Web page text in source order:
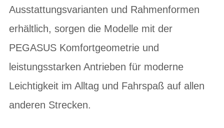
Ausstattungsvarianten und Rahmenformen
erhältlich, sorgen die Modelle mit der
PEGASUS Komfortgeometrie und
leistungsstarken Antrieben für moderne
Leichtigkeit im Alltag und Fahrspaß auf allen
anderen Strecken.